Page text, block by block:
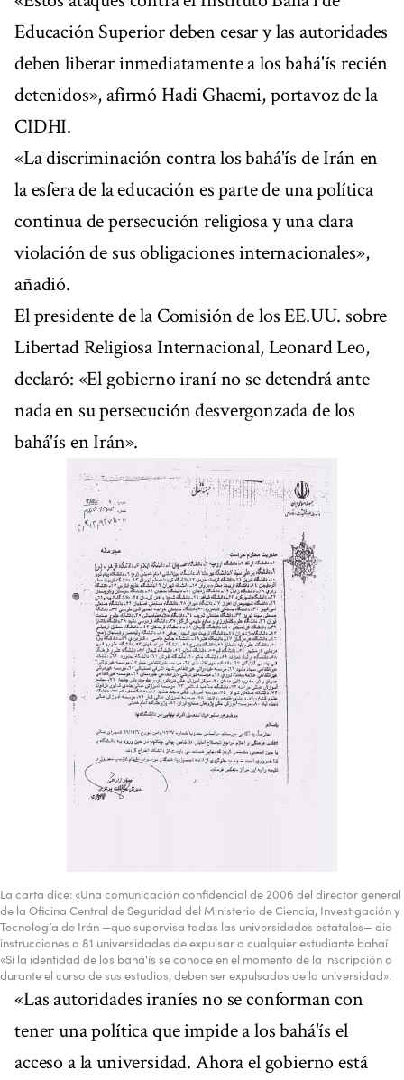
Educación Superior deben cesar y las autoridades
deben liberar inmediatamente a los bahá'ís recién
detenidos», afirmó Hadi Ghaemi, portavoz de la
CIDHI.
«La discriminación contra los bahá'ís de Irán en
la esfera de la educación es parte de una política
continua de persecución religiosa y una clara
violación de sus obligaciones internacionales»,
añadió.
El presidente de la Comisión de los EE.UU. sobre
Libertad Religiosa Internacional, Leonard Leo,
declaró: «El gobierno iraní no se detendrá ante
nada en su persecución desvergonzada de los
bahá'ís en Irán».
La carta dice: «Una comunicación confidencial de 2006 del director general
de la Oficina Central de Seguridad del Ministerio de Ciencia, Investigación y
Tecnología de Irán —que supervisa todas las universidades estatales— dio
instrucciones a 81 universidades de expulsar a cualquier estudiante bahaí
«Si la identidad de los bahá'ís se conoce en el momento de la inscripción o
durante el curso de sus estudios, deben ser expulsados de la universidad».
«Las autoridades iraníes no se conforman con
tener una política que impide a los bahá'ís el
acceso a la universidad. Ahora el gobierno está